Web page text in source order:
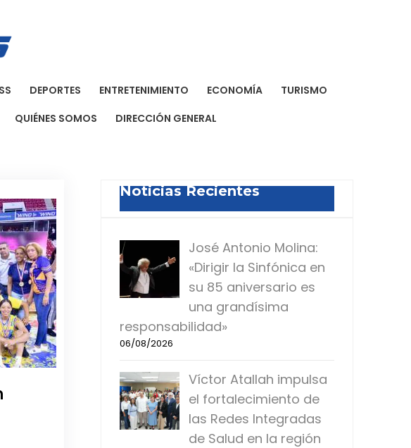
DEPORTES ENTRETENIMIENTO ECONOMÍA
TURISMO
QUIÉNES SOMOS
DIRECCIÓN GENERAL
Noticias Recientes
José Antonio Molina:
«Dirigir la Sinfónica en
su 85 aniversario es
una grandísima
responsabilidad»
06/08/2026
Víctor Atallah impulsa
el fortalecimiento de
las Redes Integradas
de Salud en la región